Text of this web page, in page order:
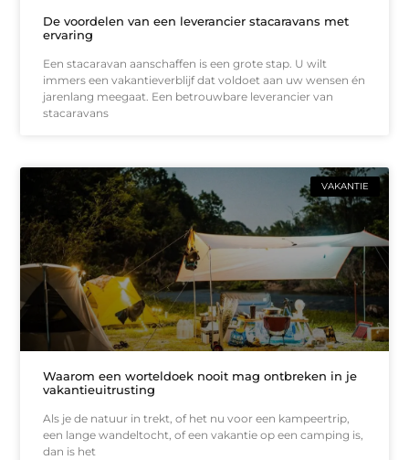
De voordelen van een leverancier stacaravans met
ervaring
Een stacaravan aanschaffen is een grote stap. U wilt
immers een vakantieverblijf dat voldoet aan uw wensen én
jarenlang meegaat. Een betrouwbare leverancier van
stacaravans
VAKANTIE
Waarom een worteldoek nooit mag ontbreken in je
vakantieuitrusting
Als je de natuur in trekt, of het nu voor een kampeertrip,
een lange wandeltocht, of een vakantie op een camping is,
dan is het